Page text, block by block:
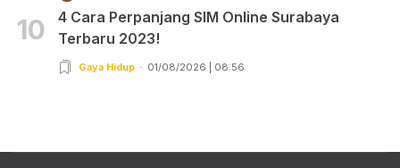
10
4 Cara Perpanjang SIM Online Surabaya
Terbaru 2023!
Gaya Hidup 01/08/2026 | 08:56